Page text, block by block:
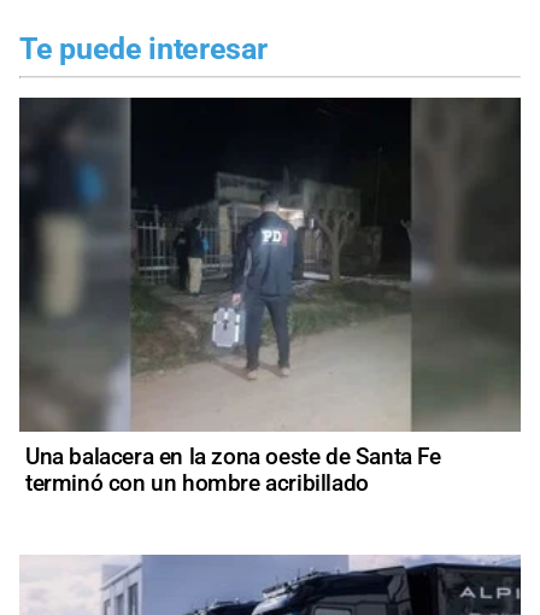
Te puede interesar
Una balacera en la zona oeste de Santa Fe
terminó con un hombre acribillado